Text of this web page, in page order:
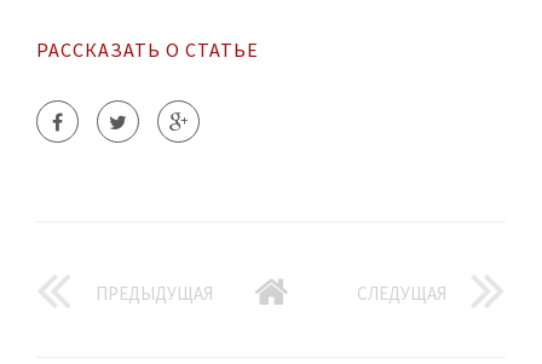
РАССКАЗАТЬ О СТАТЬЕ
ПРЕДЫДУЩАЯ СЛЕДУЩАЯ